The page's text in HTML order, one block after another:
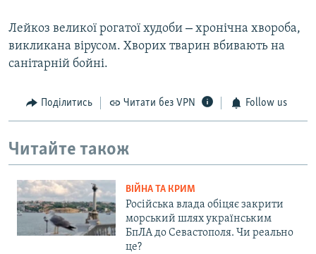
Лейкоз великої рогатої худоби – хронічна хвороба,
викликана вірусом. Хворих тварин вбивають на
санітарній бойні.
Поділитись Читати без VPN Follow us
Читайте також
ВІЙНА ТА КРИМ
Російська влада обіцяє закрити
морський шлях українським
БпЛА до Севастополя. Чи реально
це?